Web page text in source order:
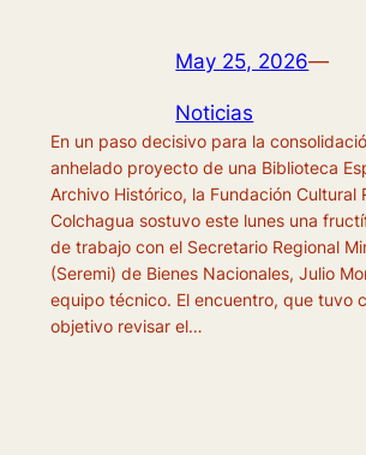
May 25, 2026—
Noticias
En un paso decisivo para la
anhelado proyecto de una Biblioteca
Archivo Histórico, la Fundación Cultural
Colchagua sostuvo este lunes una
de trabajo con el Secretario Regional
(Seremi) de Bienes Nacionales, Julio
equipo técnico. El encuentro, que tuvo
objetivo revisar el…